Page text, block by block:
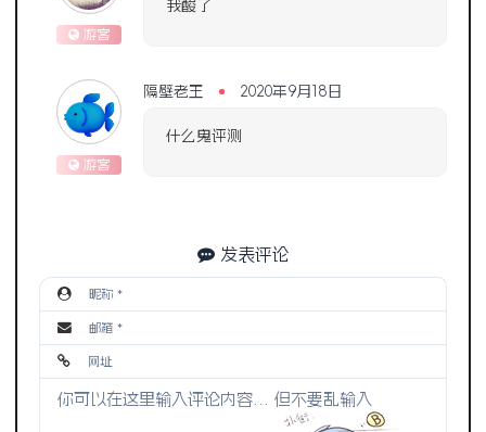
发表评论